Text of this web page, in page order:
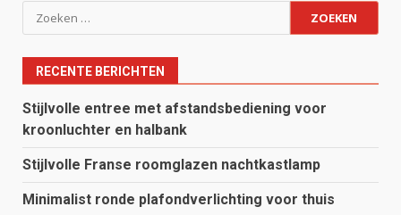
Zoeken
naar:
RECENTE BERICHTEN
Stijlvolle entree met afstandsbediening voor
kroonluchter en halbank
Stijlvolle Franse roomglazen nachtkastlamp
Minimalist ronde plafondverlichting voor thuis